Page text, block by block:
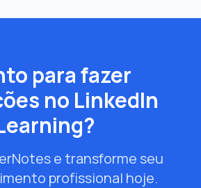
para fazer
no LinkedIn
e transforme seu
profissional hoje.